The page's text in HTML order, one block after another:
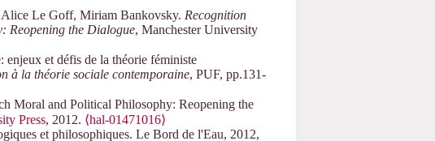
Le Goff, Miriam Bankovsky. Recognition
Reopening the Dialogue, Manchester University
et défis de la théorie féministe
à la théorie sociale contemporaine, PUF, pp.131-
Moral and Political Philosophy: Reopening the
Press, 2012. ⟨hal-01471016⟩
et philosophiques. Le Bord de l'Eau, 2012,